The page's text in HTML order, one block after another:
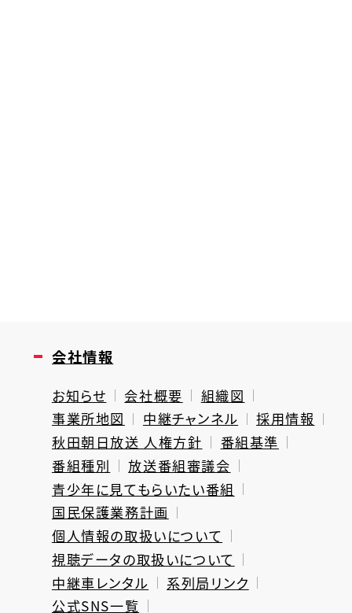
会社情報
お知らせ 会社概要
組織図
事業所地図
中継チャンネル
採用情報
秋田朝日放送 人権方針
番組基準
番組種別
放送番組審議会
青少年に見てもらいたい番組
国民保護業務計画
個人情報の取扱いについて
視聴データの取扱いについて
中継車レンタル
系列局リンク
公式SNS一覧